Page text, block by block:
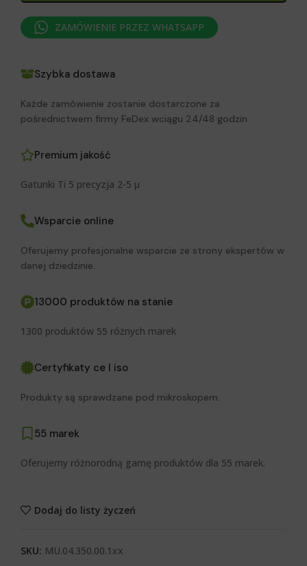
ZAMÓWIENIE PRZEZ WHATSAPP
Szybka dostawa
Każde zamówienie zostanie dostarczone za
pośrednictwem firmy FeDex wciągu 24/48 godzin
Premium jakość
Gatunki Ti 5 precyzja 2-5 μ
Wsparcie online
Oferujemy profesjonalne wsparcie ze strony ekspertów w
danej dziedzinie.
13000 produktów na stanie
1300 produktów 55 różnych marek
Certyfikaty ce I iso
Produkty są sprawdzane pod mikroskopem.
55 marek
Oferujemy różnorodną gamę produktów dla 55 marek.
Dodaj do listy życzeń
SKU: MU.04.350.00.1xx